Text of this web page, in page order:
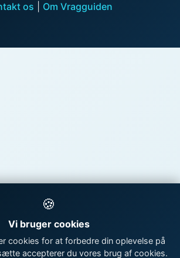
os
Om Vragguiden
🍪
Vi bruger cookies
cookies for at forbedre din oplevelse på
accepterer du vores brug af cookies.